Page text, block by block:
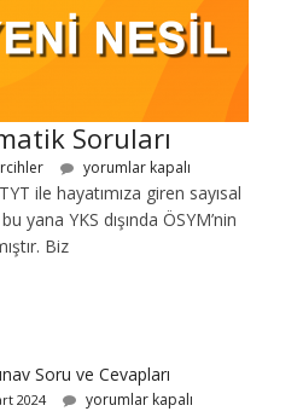
Soruları
yorumlar kapalı
ile hayatımıza giren sayısal
yana YKS dışında ÖSYM’nin
Biz
Soru ve Cevapları
2024 yorumlar kapalı